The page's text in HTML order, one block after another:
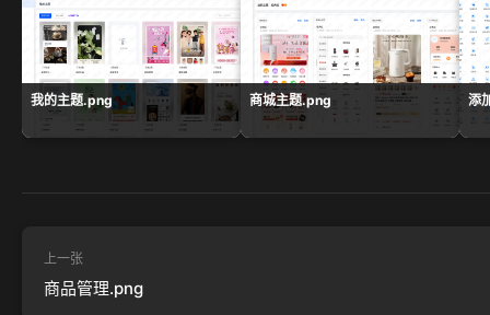
我的主题.png 商城主题.png 添
上一张
商品管理.png